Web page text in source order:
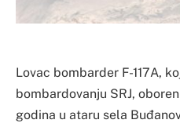
Lovac bombarder F-117A,
bombardovanju SRJ,
godina u ataru sela